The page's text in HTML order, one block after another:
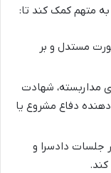
متهم کمک کند تا:
مستدل و بر
مداربسته، شهادت
دفاع مشروع یا
جلسات دادسرا و